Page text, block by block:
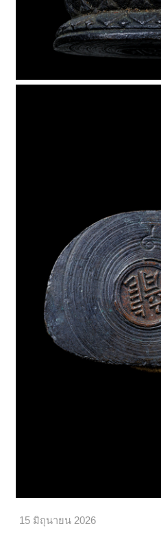
15 มิถุนายน 2026